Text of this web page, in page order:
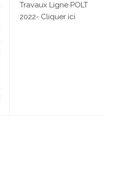
Travaux Ligne POLT
2022- Cliquer ici